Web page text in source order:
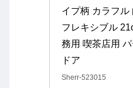
イプ柄 カラフル
フレキシブル
務用 喫茶店用
ドア
Sherr-523015